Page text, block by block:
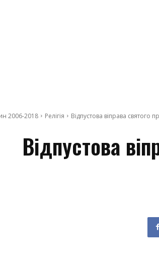
2006-2018 Релігія Відпустова віправа святого
Відпустова